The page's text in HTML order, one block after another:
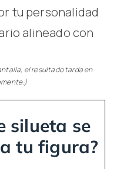
tu personalidad
alineado con
el resultado tardaen
silueta se
tu figura?